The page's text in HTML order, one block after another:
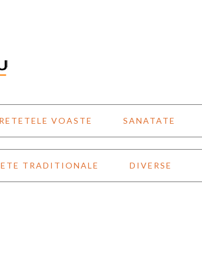
RETETELE VOASTE SANATATE
TRADITIONALE DIVERSE